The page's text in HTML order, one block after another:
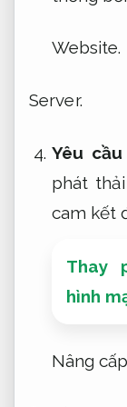
Website.
Server.
Yêu
phát
cam kết
Thay
hình
Nâng